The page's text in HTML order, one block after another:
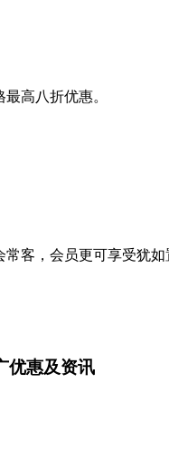
高八折优惠。
客，会员更可享受犹
优惠及资讯